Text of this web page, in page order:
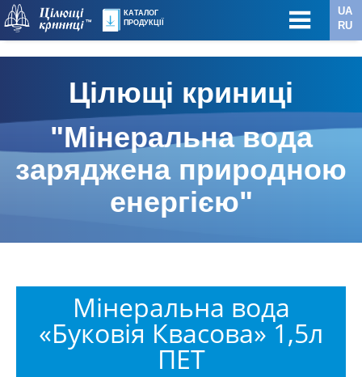
UA
RU
КАТАЛОГ
ПРОДУКЦІЇ
Цілющі криниці
"Мінеральна вода
заряджена природною
енергією"
Мінеральна вода
«Буковія Квасова» 1,5л
ПЕТ